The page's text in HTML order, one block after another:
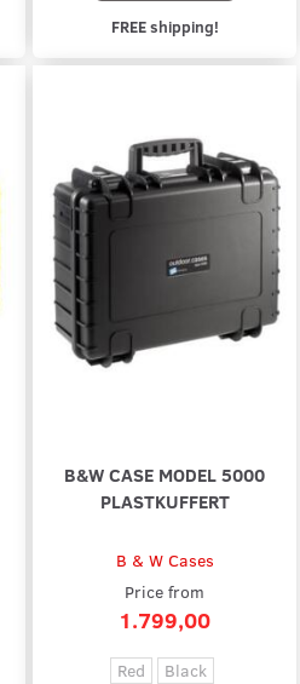
FREE shipping!
B&W CASE MODEL 5000
PLASTKUFFERT
B & W Cases
Price from
1.799,00
Red Black